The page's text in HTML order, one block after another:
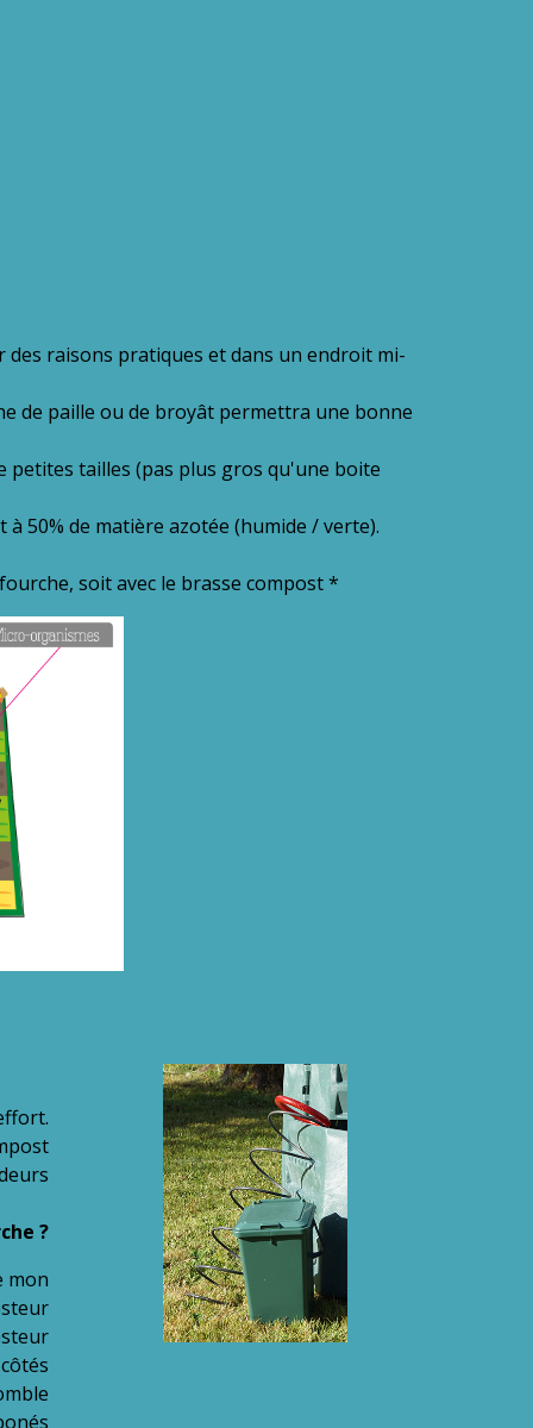
raisons pratiques et dans un endroit mi-
de paille ou de broyât permettra une bonne
petites tailles (pas plus gros qu'une boite
50% de matière azotée (humide / verte).
soit avec le brasse compost *
?
mon